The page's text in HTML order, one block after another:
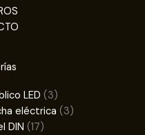
LED 33
productos
eléctrica 33
DIN 1717